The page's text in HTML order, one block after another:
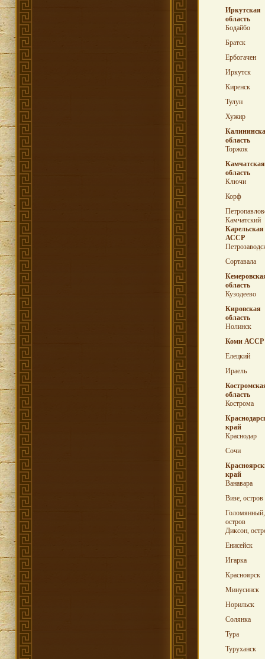
Иркутская
область
Бодайбо
Братск
Ербогачен
Иркутск
Киренск
Тулун
Хужир
область
Торжок
Камчатская
область
Ключи
Корф
Камчатский
Карельская
АССР
Сортавала
область
Кузодеево
Кировская
область
Нолинск
Коми АССР
Елецкий
Ираель
область
Кострома
край
Краснодар
Сочи
край
Ванавара
Визе, остров
Голомянный,
остров
Диксон,
Енисейск
Игарка
Красноярск
Минусинск
Норильск
Солянка
Тура
Туруханск